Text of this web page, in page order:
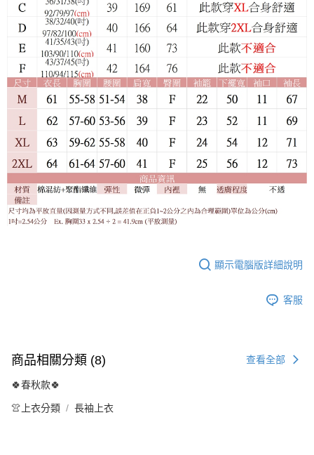
顯示電腦版詳細說明
客服
商品相關分類 (8) 查看全部
🍀春秋款🍀
👚上衣分類 長袖上衣